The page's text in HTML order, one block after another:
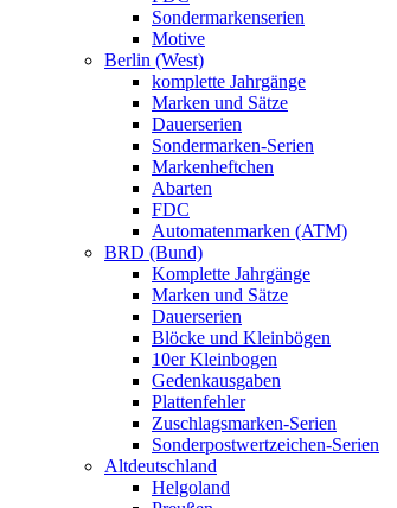
Sondermarkenserien
Motive
Berlin (West)
komplette Jahrgänge
Marken und Sätze
Dauerserien
Sondermarken-Serien
Markenheftchen
Abarten
FDC
Automatenmarken (ATM)
BRD (Bund)
Komplette Jahrgänge
Marken und Sätze
Dauerserien
Blöcke und Kleinbögen
10er Kleinbogen
Gedenkausgaben
Plattenfehler
Zuschlagsmarken-Serien
Sonderpostwertzeichen-Serien
Altdeutschland
Helgoland